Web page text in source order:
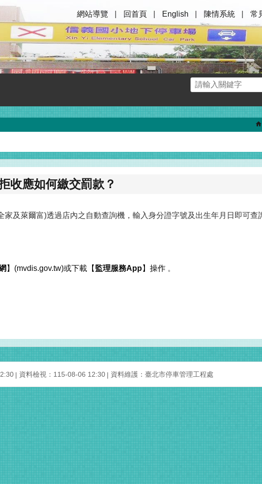
網站導覽
回首頁 English 陳情系統 常
收應如何繳交罰款？
家及萊爾富)透過店內之自動查詢機，輸入身分證字號及出生年月日即可查
】(mvdis.gov.tw)或下載【 監理服務App】操作 。
資料檢視：115-08-06 12:30 資料維護：臺北市停車管理工程處